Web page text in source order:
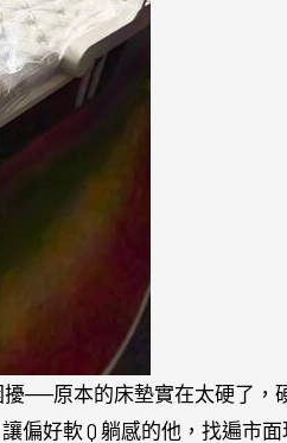
──原本的床墊實在太硬了，
讓偏好軟 Q 躺感的他，找遍市